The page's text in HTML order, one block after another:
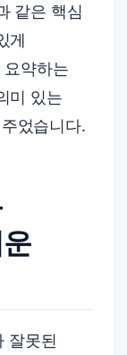
같은 핵심
게
요약하는
미 있는
었습니다.
잘못된